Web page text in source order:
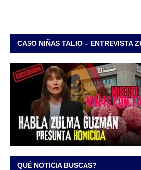
CASO NIÑAS TALIO – ENTREVISTA
QUÉ NOTICIA BUSCAS?